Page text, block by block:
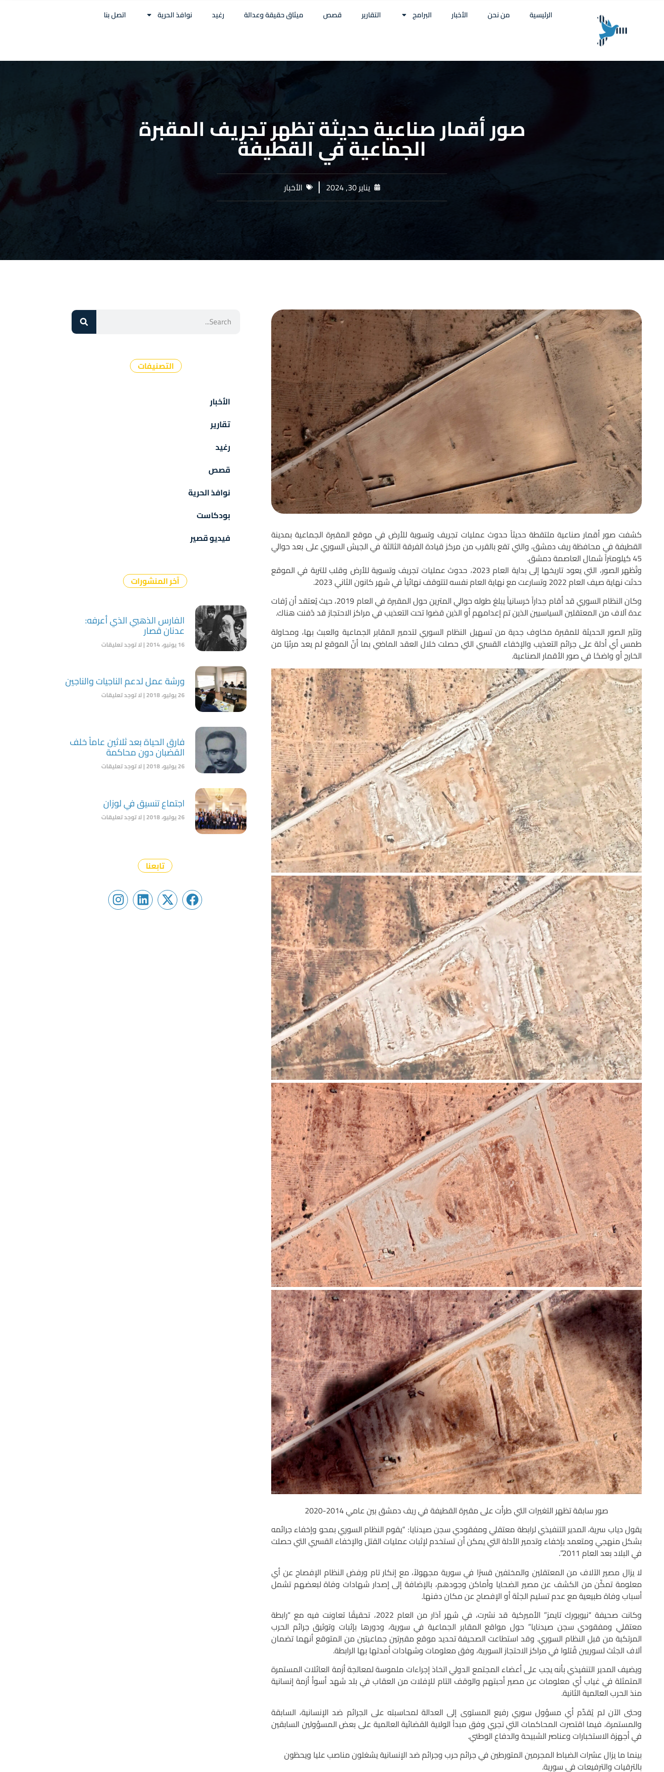
الرئيسية من نحن الأخبار البرامج التقارير قصص ميثاق حقيقة وعدالة رغيد نوافذ الحرية اتصل بنا
صور أقمار صناعية حديثة تظهر تجريف المقبرة
الجماعية في القطيفة
يناير 30, 2024 الأخبار
كشفت صور أقمار صناعية ملتقطة حديثاً حدوث عمليات تجريف وتسوية للأرض في موقع المقبرة الجماعية بمدينة
القطيفة في محافظة ريف دمشق، والتي تقع بالقرب من مركز قيادة الفرقة الثالثة في الجيش السوري على بعد حوالي
45 كيلومتراً شمال العاصمة دمشق.
وتُظهر الصور، التي يعود تاريخها إلى بداية العام 2023، حدوث عمليات تجريف وتسوية للأرض وقلب للتربة في الموقع
حدثت نهاية صيف العام 2022 وتسارعت مع نهاية العام نفسه لتتوقف نهائياً في شهر كانون الثاني 2023.
وكان النظام السوري قد أقام جداراً خرسانياً يبلغ طوله حوالي المترين حول المقبرة في العام 2019، حيث يُعتقد أن رُفات
عدة آلاف من المعتقلين السياسيين الذين تم إعدامهم أو الذين قضوا تحت التعذيب في مراكز الاحتجاز قد دُفنت هناك.
وتثير الصور الحديثة للمقبرة مخاوف جدية من تسهيل النظام السوري لتدمير المقابر الجماعية والعبث بها، ومحاولة
طمس أي أدلة على جرائم التعذيب والإخفاء القسري التي حصلت خلال العقد الماضي بما أنّ الموقع لم يعد مرئيًا من
الخارج أو واضحًا في صور الأقمار الصناعية.
صور سابقة تظهر التغيرات التي طرأت على مقبرة القطيفة في ريف دمشق بين عامي 2014-2020
يقول دياب سرية، المدير التنفيذي لرابطة معتقلي ومفقودي سجن صيدنايا: “يقوم النظام السوري بمحو وإخفاء جرائمه
بشكل منهجي ومتعمد بإخفاء وتدمير الأدلة التي يمكن أن تستخدم لإثبات عمليات القتل والإخفاء القسري التي حصلت
في البلاد بعد العام 2011”.
لا يزال مصير الآلاف من المعتقلين والمختفين قسرًا في سورية مجهولاً، مع إنكار تام ورفض النظام الإفصاح عن أي
معلومة تمكّن من الكشف عن مصير الضحايا وأماكن وجودهم، بالإضافة إلى إصدار شهادات وفاة لبعضهم تشمل
أسباب وفاة طبيعية مع عدم تسليم الجثة أو الإفصاح عن مكان دفنها.
وكانت صحيفة “نيويورك تايمز” الأميركية قد نشرت، في شهر آذار من العام 2022، تحقيقًا تعاونت فيه مع “رابطة
معتقلي ومفقودي سجن صيدنايا” حول مواقع المقابر الجماعية في سورية، ودورها بإثبات وتوثيق جرائم الحرب
المرتكبة من قبل النظام السوري. وقد استطاعت الصحيفة تحديد موقع مقبرتين جماعيتين من المتوقع أنهما تضمان
آلاف الجثث لسوريين قُتلوا في مراكز الاحتجاز السورية، وفق معلومات وشهادات أمدتها بها الرابطة.
ويضيف المدير التنفيذي بأنه يجب على أعضاء المجتمع الدولي اتخاذ إجراءات ملموسة لمعالجة أزمة العائلات المستمرة
المتمثلة في غياب أي معلومات عن مصير أحبتهم والوقف التام للإفلات من العقاب في بلد شهد أسوأ أزمة إنسانية
منذ الحرب العالمية الثانية.
وحتى الآن لم يُقدَّم أي مسؤول سوري رفيع المستوى إلى العدالة لمحاسبته على الجرائم ضد الإنسانية، السابقة
والمستمرة، فيما اقتصرت المحاكمات التي تجري وفق مبداً الولاية القضائية العالمية على بعض المسؤولين السابقين
في أجهزة الاستخبارات وعناصر الشبيحة والدفاع الوطني.
بينما ما يزال عشرات الضباط المجرمين المتورطين في جرائم حرب وجرائم ضد الإنسانية يشغلون مناصب عليا ويحظون
بالترقيات والترفيعات في سورية.
التصنيفات
الأخبار
تقارير
رغيد
قصص
نوافذ الحرية
بودكاست
فيديو قصير
آخر المنشورات
الفارس الذهبي الذي أعرفه:
عدنان قصار
16 يونيو، 2014 لا توجد تعليقات
ورشة عمل لدعم الناجيات والناجين
26 يوليو، 2018 لا توجد تعليقات
فارق الحياة بعد ثلاثين عاماً خلف
القضبان دون محاكمة
26 يوليو، 2018 لا توجد تعليقات
اجتماع تنسيق في لوزان
26 يوليو، 2018 لا توجد تعليقات
تابعنا